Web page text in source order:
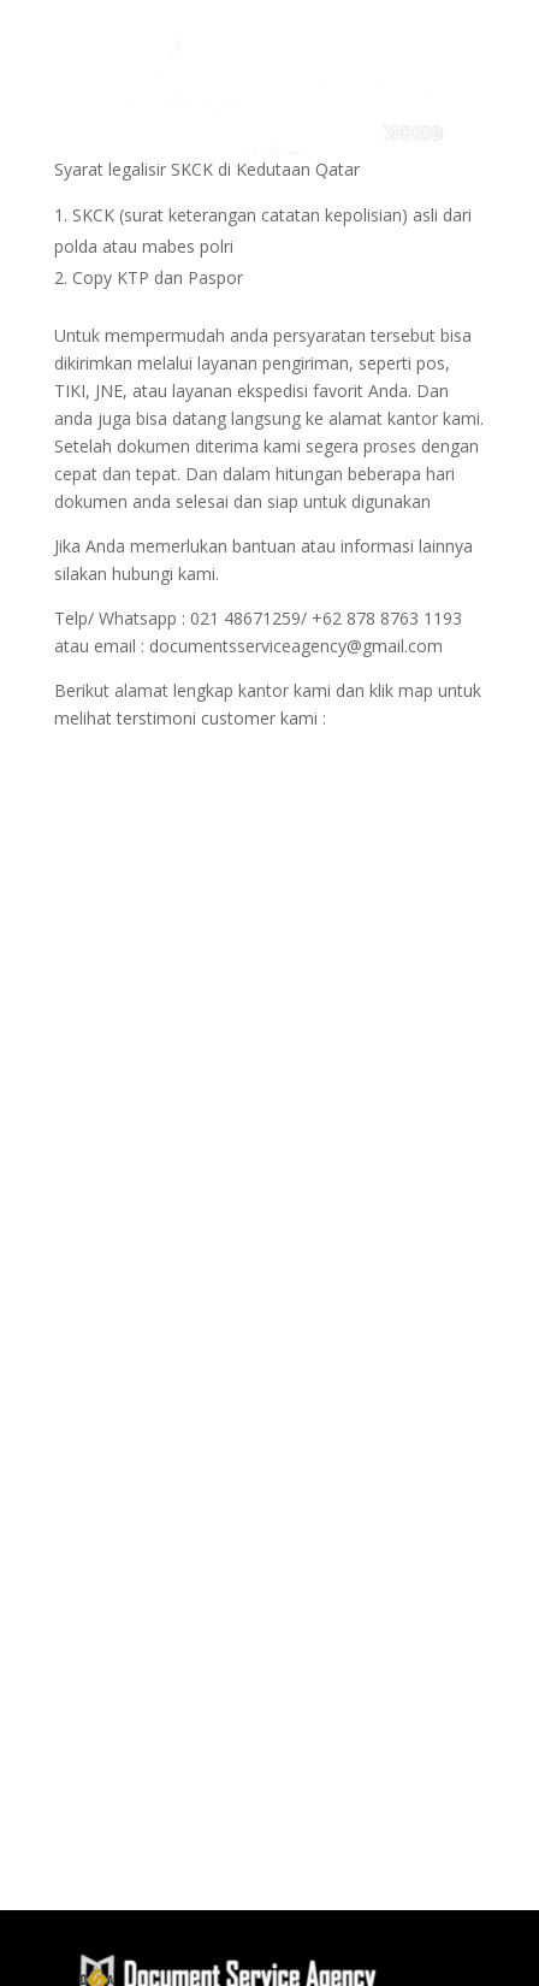
Syarat legalisir SKCK di Kedutaan Qatar
SKCK (surat keterangan catatan kepolisian) asli dari
polda atau mabes polri
Copy KTP dan Paspor
Untuk mempermudah anda persyaratan tersebut bisa
dikirimkan melalui layanan pengiriman, seperti pos,
TIKI, JNE, atau layanan ekspedisi favorit Anda. Dan
anda juga bisa datang langsung ke alamat kantor kami.
Setelah dokumen diterima kami segera proses dengan
cepat dan tepat. Dan dalam hitungan beberapa hari
dokumen anda selesai dan siap untuk digunakan
Jika Anda memerlukan bantuan atau informasi lainnya
silakan hubungi kami.
Telp/ Whatsapp : 021 48671259/ +62 878 8763 1193
atau email : documentsserviceagency@gmail.com
Berikut alamat lengkap kantor kami dan klik map untuk
melihat terstimoni customer kami :